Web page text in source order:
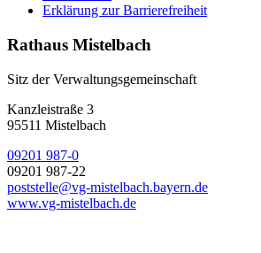
Erklärung zur Barrierefreiheit
Rathaus Mistelbach
Sitz der Verwaltungsgemeinschaft
Kanzleistraße 3
95511 Mistelbach
09201 987-0
09201 987-22
poststelle@vg-mistelbach.bayern.de
www.vg-mistelbach.de